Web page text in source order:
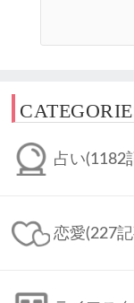
占い(1182
恋愛(227